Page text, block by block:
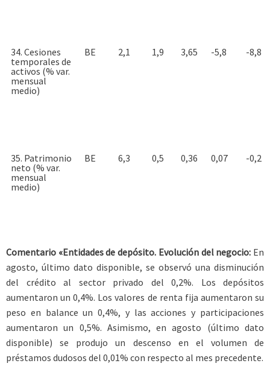
34. Cesiones
temporales de
activos (% var.
mensual
medio)
BE 2,1 1,9 3,65 -5,8 -8,8
35. Patrimonio
neto (% var.
mensual
medio)
BE 6,3 0,5 0,36 0,07 -0,2
Comentario «Entidades de depósito. Evolución del negocio: En
agosto, último dato disponible, se observó una disminución
del crédito al sector privado del 0,2%. Los depósitos
aumentaron un 0,4%. Los valores de renta fija aumentaron su
peso en balance un 0,4%, y las acciones y participaciones
aumentaron un 0,5%. Asimismo, en agosto (último dato
disponible) se produjo un descenso en el volumen de
préstamos dudosos del 0,01% con respecto al mes precedente.